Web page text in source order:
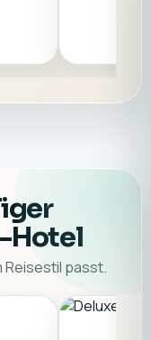
Hotel
Reisestil passt.